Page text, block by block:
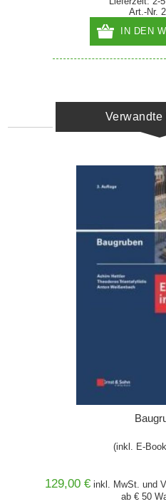
Art.-Nr.
IN DEN
Verwandte
(inkl. E-
129,00 € inkl. MwSt. und
ab € 50